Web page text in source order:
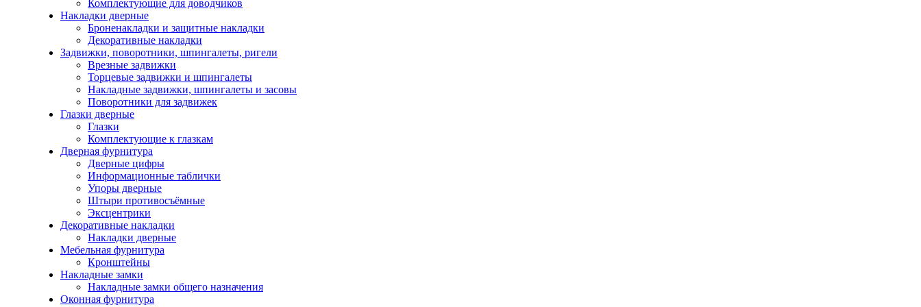
Комплектующие для доводчиков
Накладки дверные
Броненакладки и защитные накладки
Декоративные накладки
Задвижки, поворотники, шпингалеты, ригели
Врезные задвижки
Торцевые задвижки и шпингалеты
Накладные задвижки, шпингалеты и засовы
Поворотники для задвижек
Глазки дверные
Глазки
Комплектующие к глазкам
Дверная фурнитура
Дверные цифры
Информационные таблички
Упоры дверные
Штыри противосъёмные
Эксцентрики
Декоративные накладки
Накладки дверные
Мебельная фурнитура
Кронштейны
Накладные замки
Накладные замки общего назначения
Оконная фурнитура